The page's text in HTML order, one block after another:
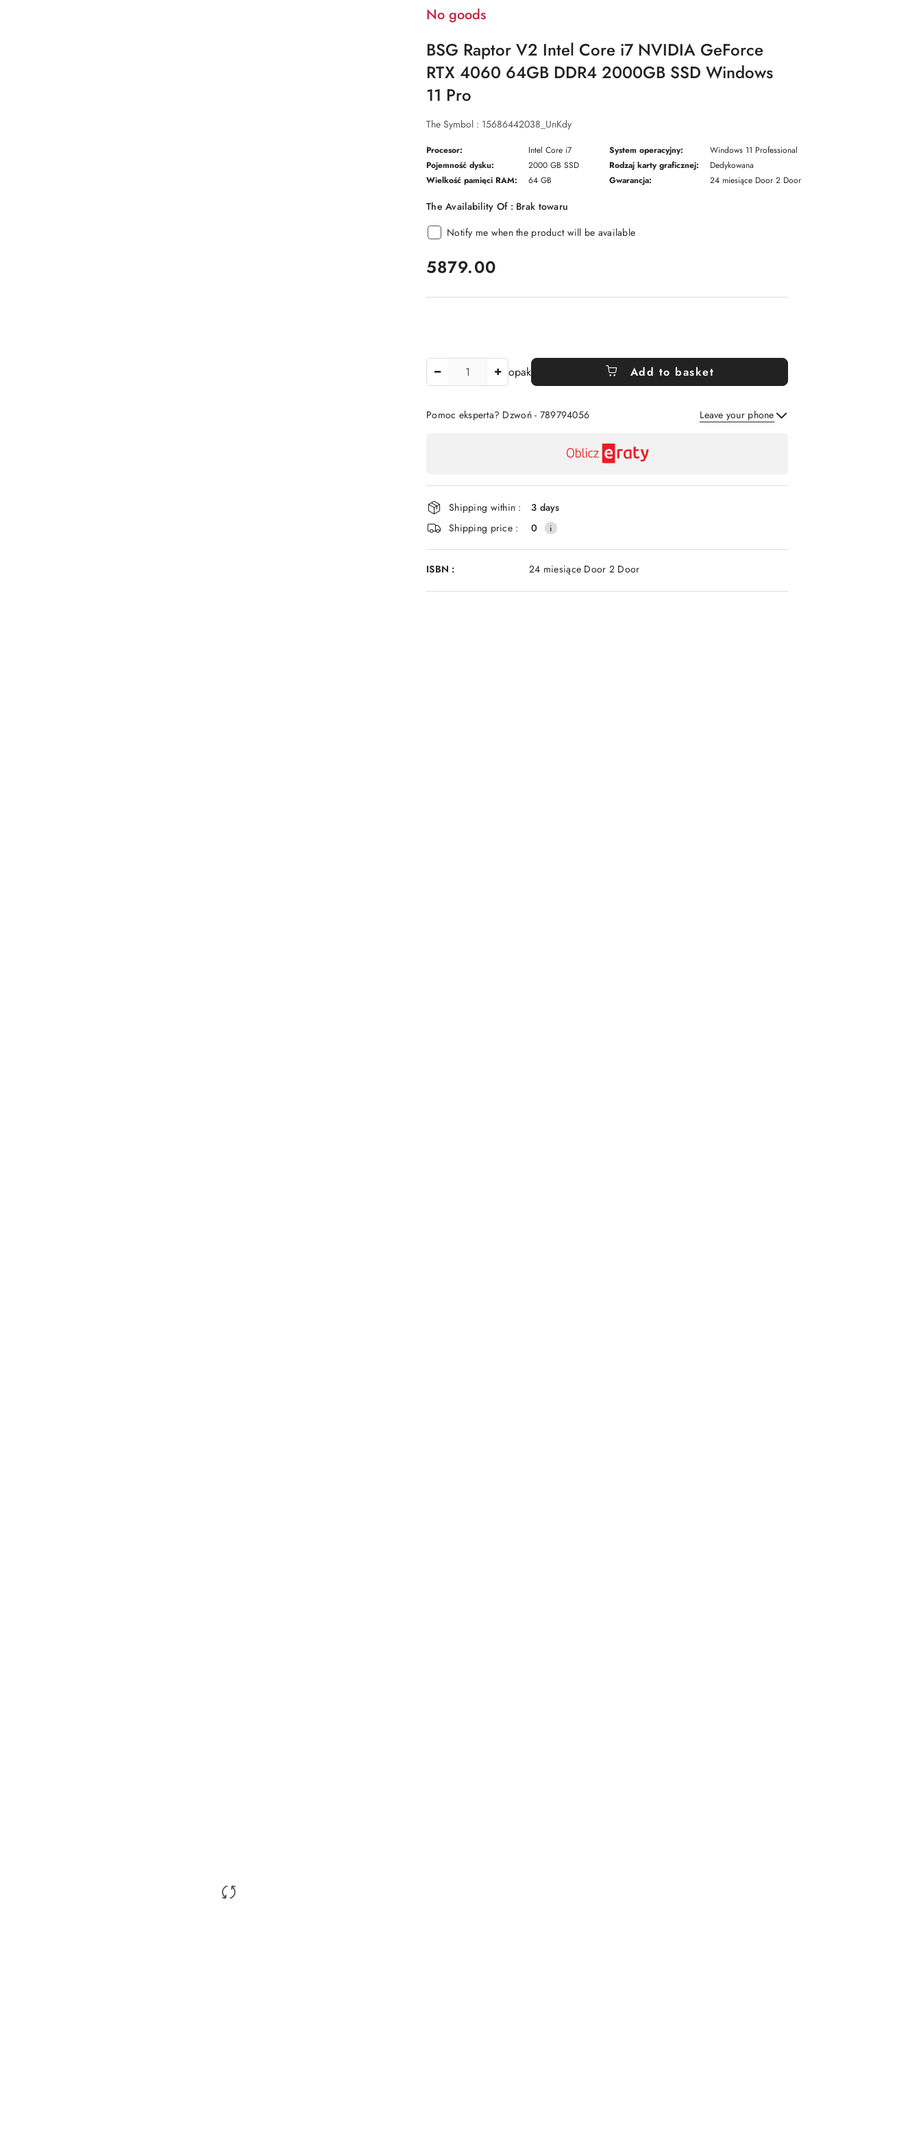
No goods
BSG Raptor V2 Intel Core i7 NVIDIA GeForce
RTX 4060 64GB DDR4 2000GB SSD Windows
11 Pro
The Symbol : 15686442038_UnKdy
Procesor: Intel Core i7 System operacyjny:
Windows 11 Professional
Pojemność dysku:
2000 GB SSD Rodzaj karty graficznej:
Dedykowana
Wielkość pamięci RAM:
64 GB Gwarancja: 24 miesiące Door 2 Door
The Availability Of : Brak towaru
Notify me when the product will be available
price:
5879.00
Amount
opak Add to basket
Pomoc eksperta? Dzwoń - 789794056 Leave your phone
and
delivery
Shipping within :
3 days
Shipping price :
0
ISBN : 24 miesiące Door 2 Door